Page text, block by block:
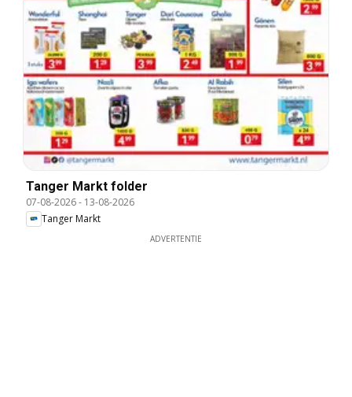
Tanger Markt folder
07-08-2026- 13-08-2026
Tanger Markt
ADVERTENTIE